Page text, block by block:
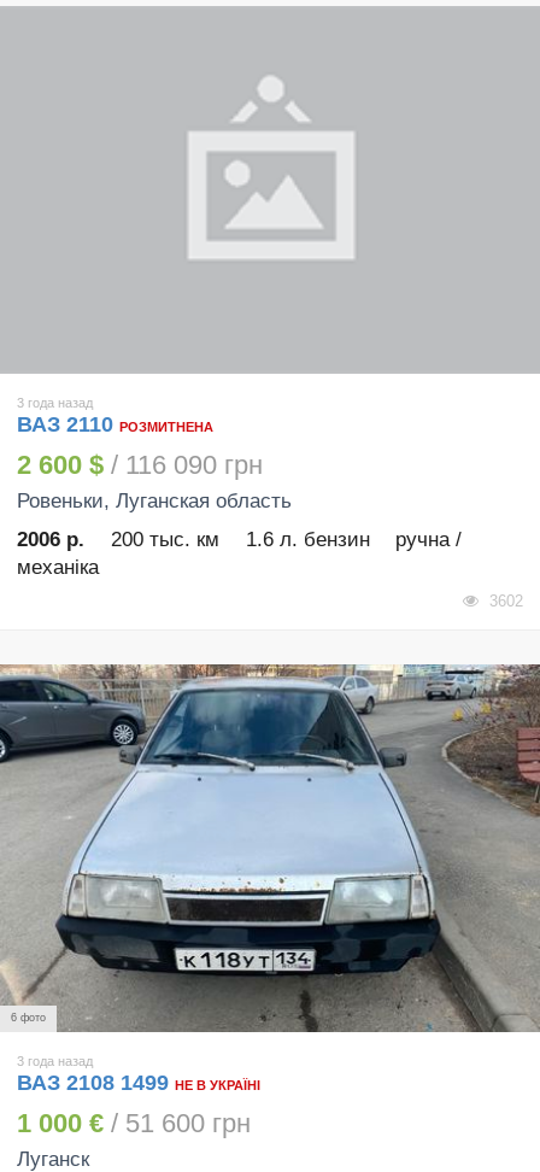
3 года назад
ВАЗ 2110 РОЗМИТНЕНА
2 600 $ / 116 090 грн
Ровеньки, Луганская область
2006 р.
200 тыс. км 1.6 л. бензин
ручна /
механіка
3602
6 фото
3 года назад
ВАЗ 2108 1499 НЕ В УКРАЇНІ
1 000 € / 51 600 грн
Луганск